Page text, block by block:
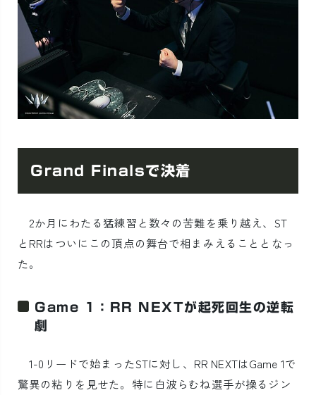
Grand Finalsで決着
2か月にわたる猛練習と数々の苦難を乗り越え、ST
とRRはついにこの頂点の舞台で相まみえることとなっ
た。
Game 1：RR NEXTが起死回生の逆転
劇
1-0リードで始まったSTに対し、RR NEXTはGame 1で
驚異の粘りを見せた。特に白波らむね選手が操るジン